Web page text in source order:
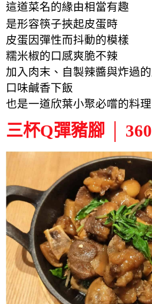
這道菜名的緣由相當有趣
是形容筷子挾起皮蛋時
皮蛋因彈性而抖動的模樣
糯米椒的口感爽脆不辣
加入肉末、自製辣醬與炸過
口味鹹香下飯
也是一道欣葉小聚必嚐的料理
三杯Q彈豬腳 │